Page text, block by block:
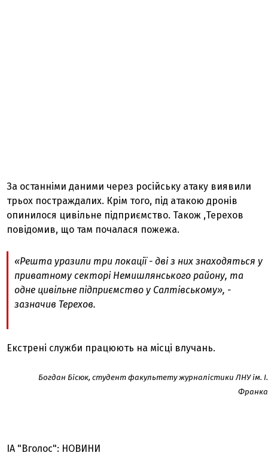
За останніми даними через російську атаку виявили
трьох постраждалих. Крім того, під атакою дронів
опинилося цивільне підприємство. Також ,Терехов
повідомив, що там почалася пожежа.
«Решта уразили три локації - дві з них знаходяться у
приватному секторі Немишлянського району, та
одне цивільне підприємство у Салтівському», -
зазначив Терехов.
Екстрені служби працюють на місці влучань.
Богдан Бісюк, студент факультету журналістики ЛНУ ім. І.
Франка
ІА "Вголос": НОВИНИ